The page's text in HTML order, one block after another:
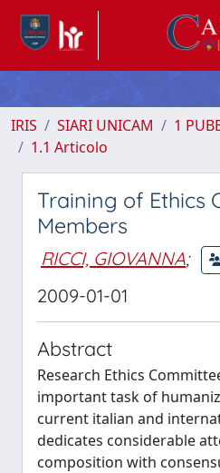
IRIS SIARI UNICAM
1
1.1 Articolo
Training of Ethics
Members
RICCI, GIOVANNA;
2009-01-01
Abstract
Research Ethics
important task of
current italian and
dedicates considerable
composition with